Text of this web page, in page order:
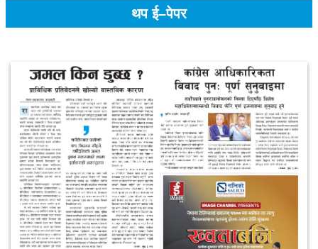
थप ई–पेपर